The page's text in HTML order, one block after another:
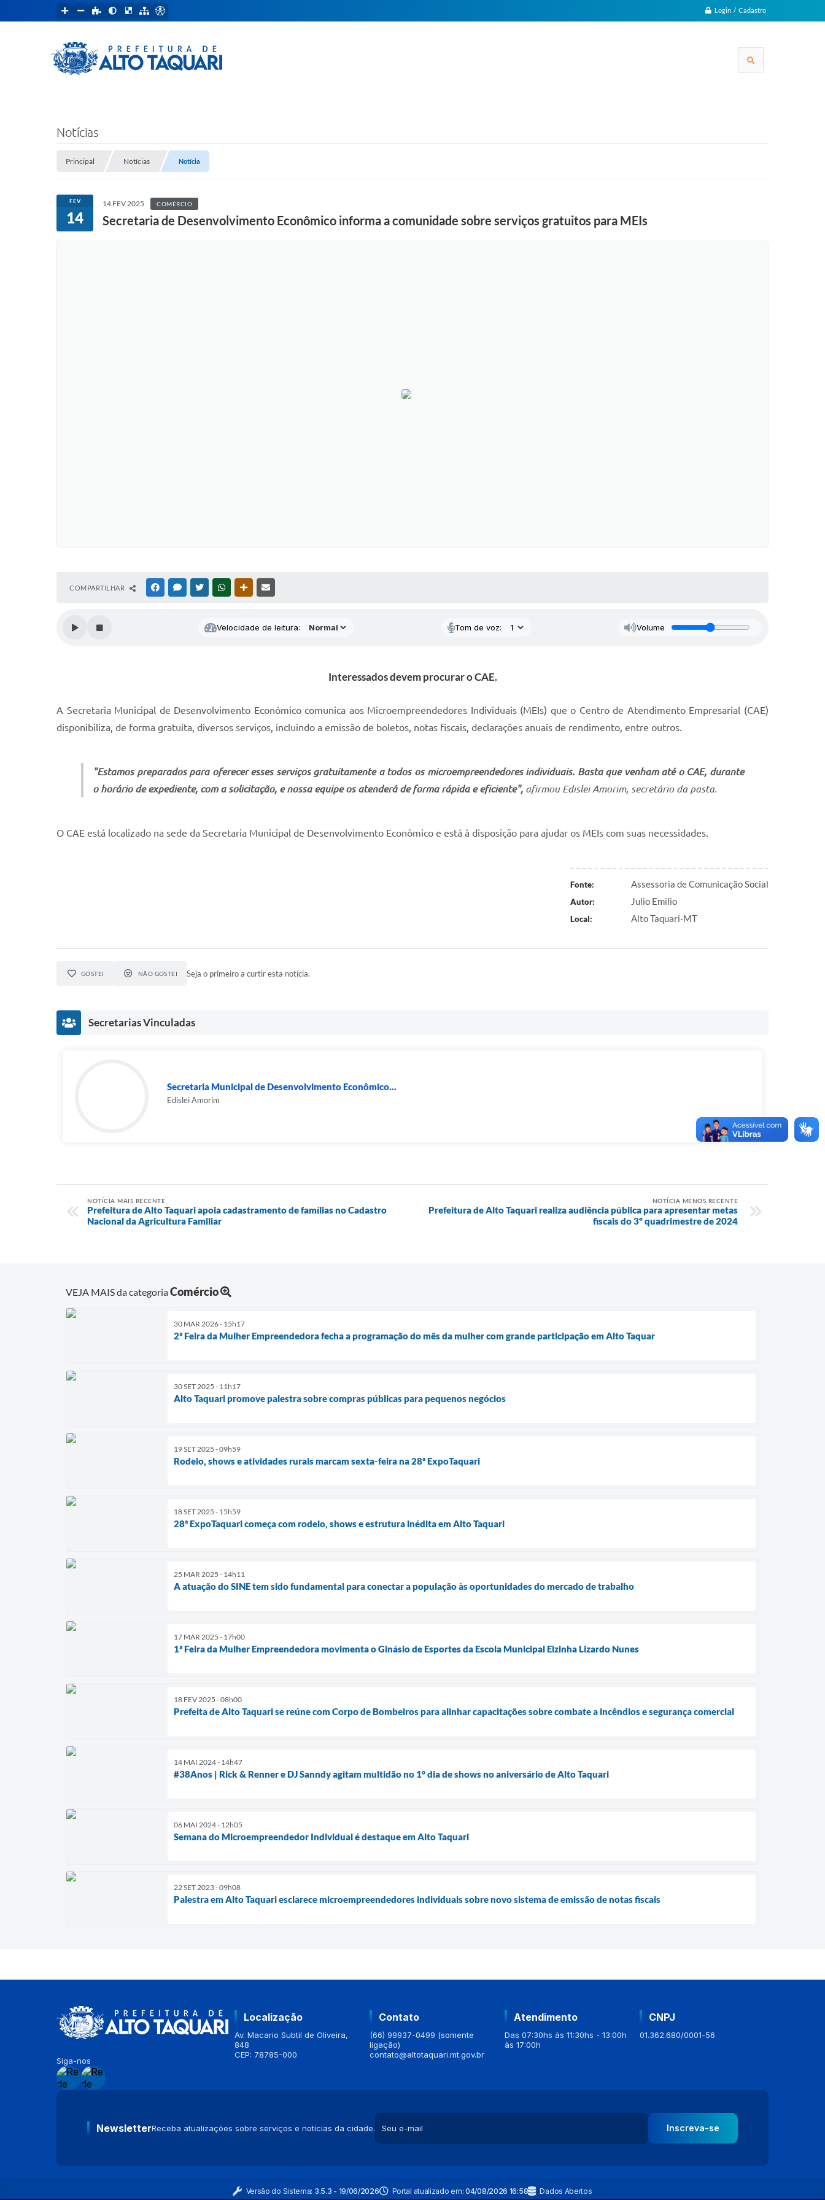
Login / Cadastro
Notícias
Principal Notícias Notícia
FEV
14
14 FEV 2025 COMÉRCIO
Secretaria de Desenvolvimento Econômico informa a comunidade sobre serviços gratuitos para MEIs
COMPARTILHAR FACEBOOKMESSENGER
TWITTERWHATSAPPOUTRAS MÍDIAS
Velocidade de leitura: Tom de voz: Volume
Interessados devem procurar o CAE.
A Secretaria Municipal de Desenvolvimento Econômico comunica aos Microempreendedores Individuais (MEIs) que o Centro de Atendimento Empresarial (CAE)
disponibiliza, de forma gratuita, diversos serviços, incluindo a emissão de boletos, notas fiscais, declarações anuais de rendimento, entre outros.
"Estamos preparados para oferecer esses serviços gratuitamente a todos os microempreendedores individuais. Basta que venham até o CAE, durante
o horário de expediente, com a solicitação, e nossa equipe os atenderá de forma rápida e eficiente", afirmou Edislei Amorim, secretário da pasta.
O CAE está localizado na sede da Secretaria Municipal de Desenvolvimento Econômico e está à disposição para ajudar os MEIs com suas necessidades.
Fonte: Assessoria de Comunicação Social
Autor: Julio Emilio
Local: Alto Taquari-MT
GOSTEI NÃO GOSTEI Seja o primeiro a curtir esta notícia.
Secretarias Vinculadas
Secretaria Municipal de Desenvolvimento Econômico...
Edislei Amorim
NOTÍCIA MAIS RECENTE
Prefeitura de Alto Taquari apoia cadastramento de famílias no Cadastro
Nacional da Agricultura Familiar
NOTÍCIA MENOS RECENTE
Prefeitura de Alto Taquari realiza audiência pública para apresentar metas
fiscais do 3º quadrimestre de 2024
VEJA MAIS da categoriaComércio
30 MAR 2026 - 15h17
2ª Feira da Mulher Empreendedora fecha a programação do mês da mulher com grande participação em Alto Taquar
30 SET 2025 - 11h17
Alto Taquari promove palestra sobre compras públicas para pequenos negócios
19 SET 2025 - 09h59
Rodeio, shows e atividades rurais marcam sexta-feira na 28ª ExpoTaquari
18 SET 2025 - 15h59
28ª ExpoTaquari começa com rodeio, shows e estrutura inédita em Alto Taquari
25 MAR 2025 - 14h11
A atuação do SINE tem sido fundamental para conectar a população às oportunidades do mercado de trabalho
17 MAR 2025 - 17h00
1ª Feira da Mulher Empreendedora movimenta o Ginásio de Esportes da Escola Municipal Elzinha Lizardo Nunes
18 FEV 2025 - 08h00
Prefeita de Alto Taquari se reúne com Corpo de Bombeiros para alinhar capacitações sobre combate a incêndios e segurança comercial
14 MAI 2024 - 14h47
#38Anos | Rick & Renner e DJ Sanndy agitam multidão no 1° dia de shows no aniversário de Alto Taquari
06 MAI 2024 - 12h05
Semana do Microempreendedor Individual é destaque em Alto Taquari
22 SET 2023 - 09h08
Palestra em Alto Taquari esclarece microempreendedores individuais sobre novo sistema de emissão de notas fiscais
Siga-nos
Localização
Av. Macario Subtil de Oliveira,
848
CEP: 78785-000
Contato
(66) 99937-0499 (somente
ligação)
contato@altotaquari.mt.gov.br
Atendimento
Das 07:30hs às 11:30hs - 13:00h
às 17:00h
CNPJ
01.362.680/0001-56
NewsletterReceba atualizações sobre serviços e notícias da cidade. Inscreva-se
Versão do Sistema: 3.5.3 - 19/06/2026 Portal atualizado em:04/08/2026 16:58 Dados Abertos